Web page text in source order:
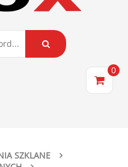
0
SZKLANE